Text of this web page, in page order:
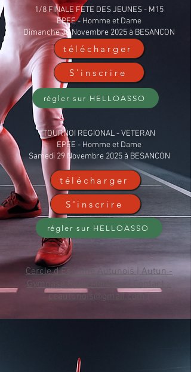
1/8 FINALE FETE DES JEUNES - M15
EPEE - Homme et Dame
Dimanche 30 Novembre 2025 à BESANCON
télécharger
S'inscrire
régler sur HELLOASSO
TOURNOI REGIONAL - VETERAN
EPEE - Homme et Dame
Samedi 29 Novembre 2025 à BESANCON
télécharger
S'inscrire
régler sur HELLOASSO
Cercle d'Escrime Autunois | Autun -
Gymnase Réné Monrose | Contact :
ceautunois@gmail.com |